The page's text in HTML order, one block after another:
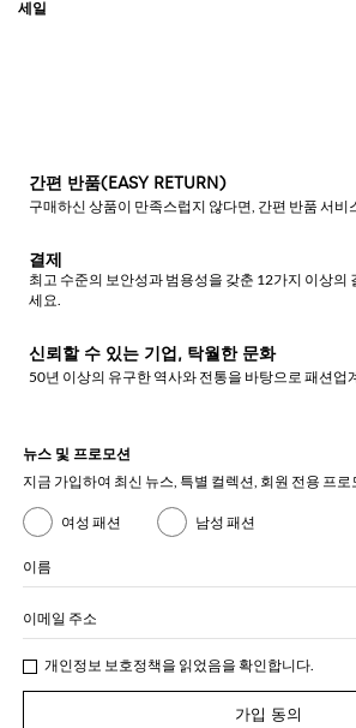
간편 반품(EASY RETURN)
구매하신 상품이 만족스럽지 않다면, 간편 반품 서비
결제
최고 수준의 보안성과 범용성을 갖춘 12가지 이상의
세요.
신뢰할 수 있는 기업, 탁월한 문화
50년 이상의 유구한 역사와 전통을 바탕으로 패션업
뉴스 및 프로모션
지금 가입하여 최신 뉴스, 특별 컬렉션, 회원 전용 프
여성 패션 남성 패션
이름
이메일 주소
개인정보 보호정책을 읽었음을 확인합니다.
가입 동의